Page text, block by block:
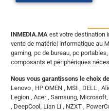
INMEDIA.MA est votre destination
vente de matériel informatique au
gaming, pc de bureau, pc
composants et périphériques
Nous vous garantissons le choix
Lenovo , HP OMEN , MSI , DELL ,
Legion , Acer , Samsung,
, DeepCool, Lian Li , NZXT ,